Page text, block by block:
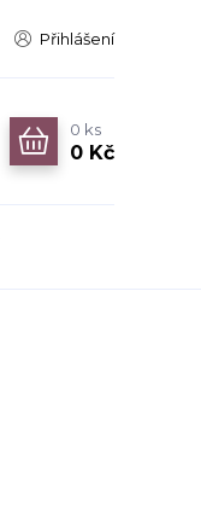
Přihlášení
0 ks
0 Kč